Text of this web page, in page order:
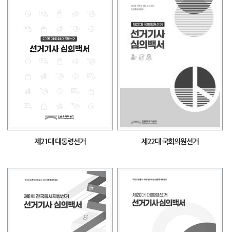
제21대 대통령선거 제22대 국회의원선거